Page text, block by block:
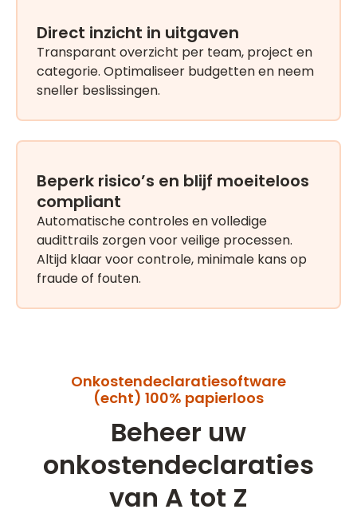
Direct inzicht in uitgaven
Transparant overzicht per team, project en
categorie. Optimaliseer budgetten en neem
sneller beslissingen.
Beperk risico’s en blijf moeiteloos
compliant
Automatische controles en volledige
audittrails zorgen voor veilige processen.
Altijd klaar voor controle, minimale kans op
fraude of fouten.
Onkostendeclaratiesoftware
(echt) 100% papierloos
Beheer uw
onkostendeclaraties
van A tot Z